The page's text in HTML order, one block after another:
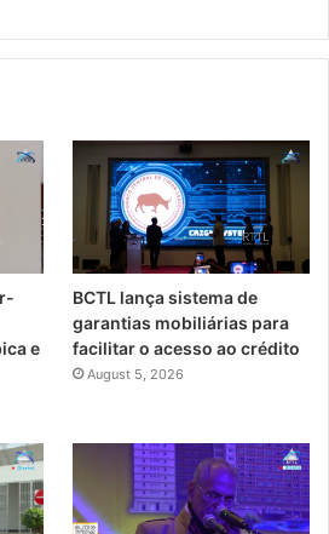
e
BCTL lança sistema de
garantias mobiliárias para
facilitar o acesso ao crédito
August 5, 2026